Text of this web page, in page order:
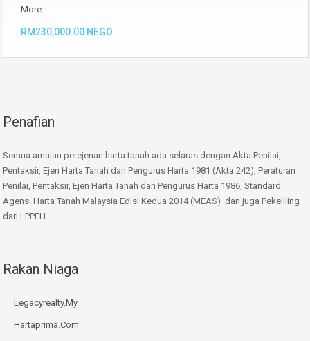
More
RM230,000.00 NEGO
Penafian
Semua amalan perejenan harta tanah ada selaras dengan Akta Penilai,
Pentaksir, Ejen Harta Tanah dan Pengurus Harta 1981 (Akta 242), Peraturan
Penilai, Pentaksir, Ejen Harta Tanah dan Pengurus Harta 1986, Standard
Agensi Harta Tanah Malaysia Edisi Kedua 2014 (MEAS) dan juga Pekeliling
dari LPPEH
Rakan Niaga
Legacyrealty.My
Hartaprima.Com